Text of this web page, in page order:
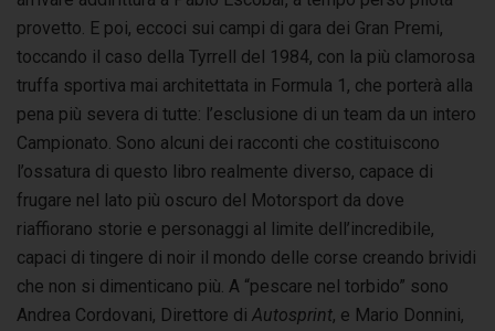
provetto. E poi, eccoci sui campi di gara dei Gran Premi,
toccando il caso della Tyrrell del 1984, con la più clamorosa
truffa sportiva mai architettata in Formula 1, che porterà alla
pena più severa di tutte: l’esclusione di un team da un intero
Campionato. Sono alcuni dei racconti che costituiscono
l’ossatura di questo libro realmente diverso, capace di
frugare nel lato più oscuro del Motorsport da dove
riaffiorano storie e personaggi al limite dell’incredibile,
capaci di tingere di noir il mondo delle corse creando brividi
che non si dimenticano più. A “pescare nel torbido” sono
Andrea Cordovani, Direttore di Autosprint, e Mario Donnini,